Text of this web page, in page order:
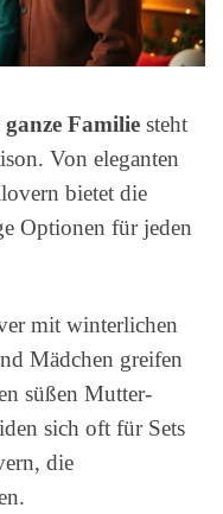
Familie steht
Von eleganten
bietet die
Optionen für jeden
mit winterlichen
Mädchen greifen
süßen Mutter-
sich oft für Sets
die